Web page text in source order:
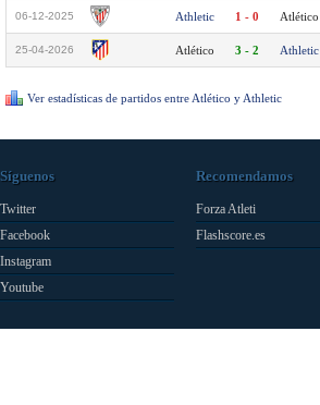
06-12-2025 Athletic 1 - 0 Atlético
25-04-2026 Atlético 3 - 2 Athletic
Ver estadísticas de partidos entre Atlético y Athletic
Síguenos
Twitter
Facebook
Instagram
Youtube
Recomendamos
Forza Atleti
Flashscore.es